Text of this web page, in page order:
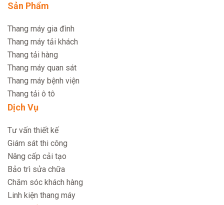
Sản Phẩm
Thang máy gia đình
Thang máy tải khách
Thang tải hàng
Thang máy quan sát
Thang máy bệnh viện
Thang tải ô tô
Dịch Vụ
Tư vấn thiết kế
Giám sát thi công
Nâng cấp cải tạo
Bảo trì sửa chữa
Chăm sóc khách hàng
Linh kiện thang máy